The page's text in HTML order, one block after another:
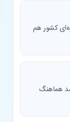
کشور هم